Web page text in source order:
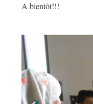
A bientôt!!!